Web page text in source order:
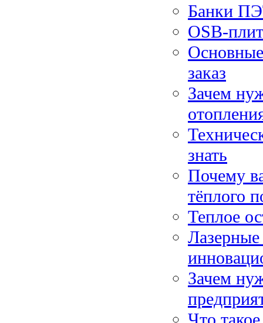
Банки
OSB-
заказ
Зачем
знать
Почему
тёплого
Теплое
Зачем